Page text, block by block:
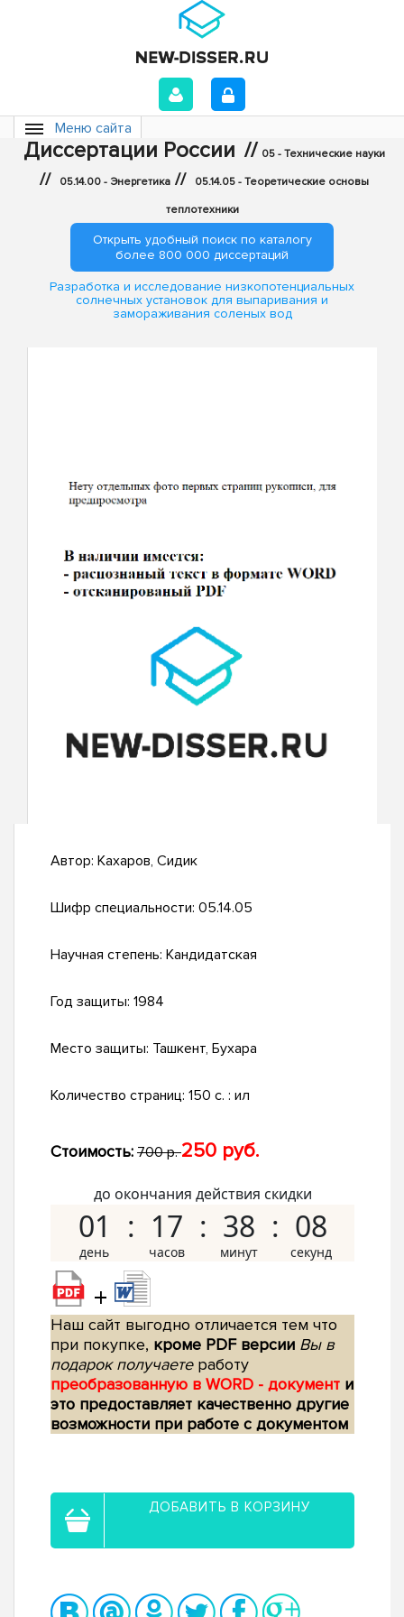
Меню сайта
Диссертации России // 05 - Технические науки
// 05.14.00 - Энергетика // 05.14.05 - Теоретические основы
теплотехники
Открыть удобный поиск по каталогу
более 800 000 диссертаций
Разработка и исследование низкопотенциальных
солнечных установок для выпаривания и
замораживания соленых вод
Автор: Кахаров, Сидик
Шифр специальности: 05.14.05
Научная степень: Кандидатская
Год защиты: 1984
Место защиты: Ташкент, Бухара
Количество страниц: 150 c. : ил
Стоимость: 700 р.250 руб.
до окончания действия скидки
01 17 38 07
+
Наш сайт выгодно отличается тем что
при покупке, кроме PDF версии Вы в
подарок получаетеработу
преобразованную в WORD - документ и
это предоставляет качественно другие
возможности при работе с документом
ДОБАВИТЬ В КОРЗИНУ